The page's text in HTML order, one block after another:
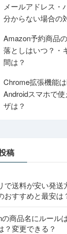
メールアドレス・
分からない場合の
Amazon予約商品
落としはいつ？・
間は？
Chrome拡張機能は
Androidスマホで
ザは？
稿
で送料が安い発送
おすすめと最安は
商品名にルール
？変更できる？